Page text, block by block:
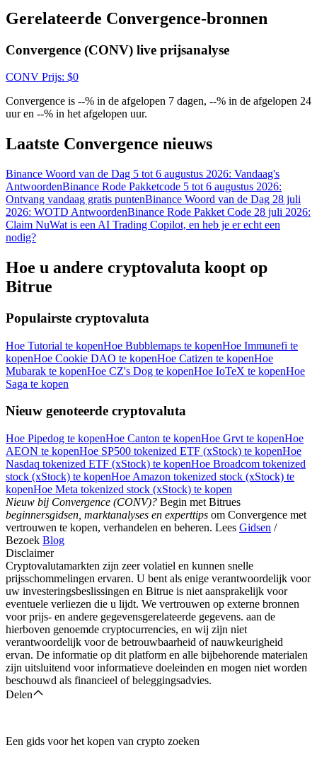
Beloningscentrum
Gerelateerde Convergence-bronnen
Convergence (CONV) live prijsanalyse
CONV Prijs: $0
Convergence is --% in de afgelopen 7 dagen, --% in de afgelopen 24
uur en --% in het afgelopen uur.
Laatste Convergence nieuws
Binance Woord van de Dag 5 tot 6 augustus 2026: Vandaag's
AntwoordenBinance Rode Pakketcode 5 tot 6 augustus 2026:
Ontvang vandaag gratis puntenBinance Woord van de Dag 28 juli
2026: WOTD AntwoordenBinance Rode Pakket Code 28 juli 2026:
Claim NuWat is een AI Trading Copilot, en heb je er echt een
nodig?
Hoe u andere cryptovaluta koopt op
Bitrue
Populairste cryptovaluta
Hoe Tutorial te kopenHoe Bubblemaps te kopenHoe Immunefi te
kopenHoe Cookie DAO te kopenHoe Catizen te kopenHoe
Mubarak te kopenHoe CZ's Dog te kopenHoe IoTeX te kopenHoe
Saga te kopen
Nieuw genoteerde cryptovaluta
Hoe Pipedog te kopenHoe Canton te kopenHoe Grvt te kopenHoe
AEON te kopenHoe SP500 tokenized ETF (xStock) te kopenHoe
Nasdaq tokenized ETF (xStock) te kopenHoe Broadcom tokenized
stock (xStock) te kopenHoe Amazon tokenized stock (xStock) te
kopenHoe Meta tokenized stock (xStock) te kopen
Nieuw bij Convergence (CONV)? Begin met Bitrues
beginnersgidsen, marktanalyses en experttips om Convergence met
vertrouwen te kopen, verhandelen en beheren. Lees Gidsen /
Bezoek Blog
Disclaimer
Cryptovalutamarkten zijn zeer volatiel en kunnen snelle
prijsschommelingen ervaren. U bent als enige verantwoordelijk voor
uw investeringsbeslissingen en Bitrue is niet aansprakelijk voor
eventuele verliezen die u lijdt. We vertrouwen op externe bronnen
voor prijs- en andere gegevensgerelateerde gegevens. aan de
hierboven genoemde cryptocurrencies, en wij zijn niet
verantwoordelijk voor de betrouwbaarheid of nauwkeurigheid
ervan. De informatie op dit platform en alle bijbehorende materialen
zijn uitsluitend voor informatieve doeleinden en mogen niet worden
beschouwd als financieel of beleggingsadvies.
Delen
Een gids voor het kopen van crypto zoeken